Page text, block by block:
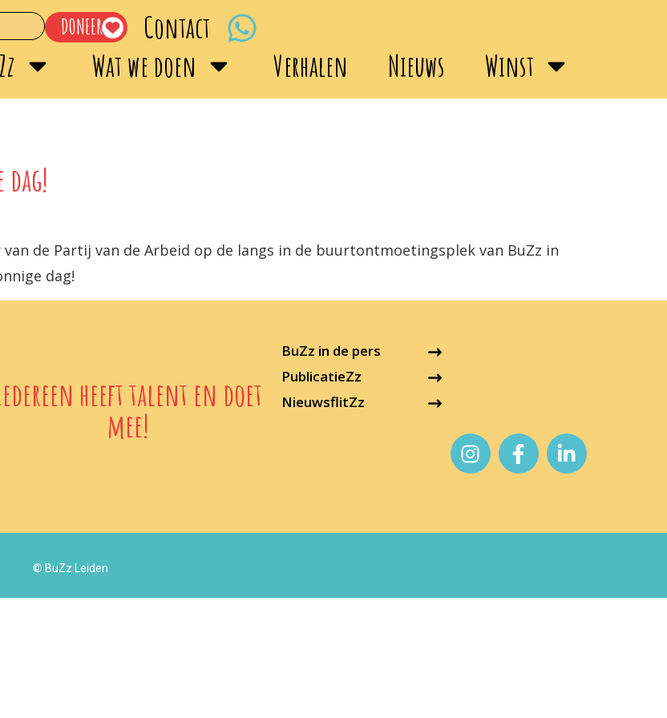
DONEER
Contact
Wat we doen Verhalen Nieuws Winst
de Partij van de Arbeid op de langs in de buurtontmoetingsplek van BuZz in
dag!
heeft talent en doet
mee!
BuZz in de pers
PublicatieZz
NieuwsflitZz
© BuZz Leiden